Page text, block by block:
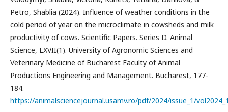
Petro, Shablia (2024). Influence of weather conditions in the
cold period of year on the microclimate in cowsheds and milk
productivity of cows. Scientific Papers. Series D. Animal
Science, LXVII(1). University of Agronomic Sciences and
Veterinary Medicine of Bucharest Faculty of Animal
Productions Engineering and Management. Bucharest, 177-
184.
https://animalsciencejournal.usamv.ro/pdf/2024/issue_1/